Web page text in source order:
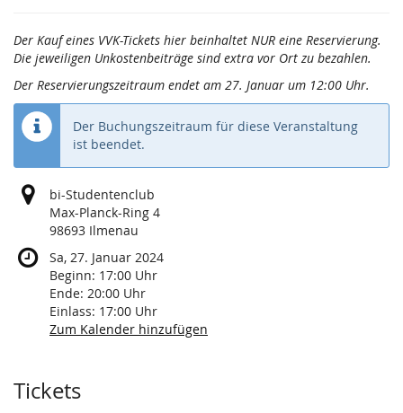
Der Kauf eines VVK-Tickets hier beinhaltet NUR eine Reservierung.
Die jeweiligen Unkostenbeiträge sind extra vor Ort zu bezahlen.
Der Reservierungszeitraum endet am 27. Januar um 12:00 Uhr.
Der Buchungszeitraum für diese Veranstaltung
ist beendet.
bi-Studentenclub
Max-Planck-Ring 4
98693 Ilmenau
Sa, 27. Januar 2024
Beginn: 17:00 Uhr
Ende: 20:00 Uhr
Einlass: 17:00 Uhr
Zum Kalender hinzufügen
Produkte
Tickets